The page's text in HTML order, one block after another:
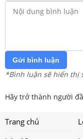
Gửi bình luận
*Bình luận sẽ hiển thị
Hãy trở thành người
Trang chủ